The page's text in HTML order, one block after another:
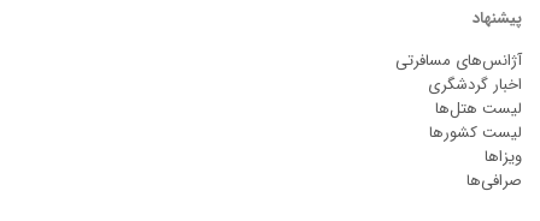
پیشنهاد
آژانس‌های مسافرتی
اخبار گردشگری
لیست هتل‌ها
لیست کشورها
ویزاها
صرافی‌ها